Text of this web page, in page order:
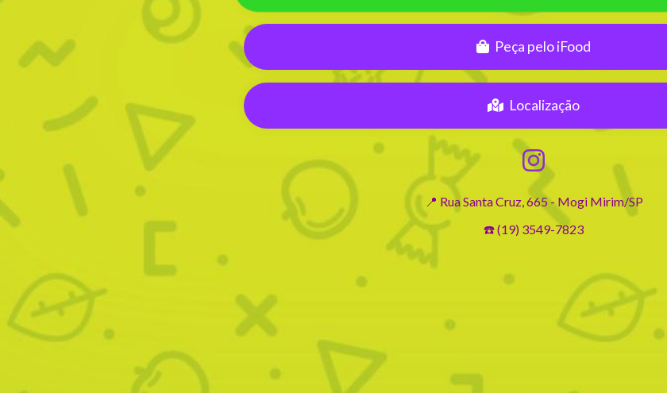
Peça pelo iFood
Localização
📍 Rua Santa Cruz, 665 - Mogi Mirim/SP
☎️ (19) 3549-7823